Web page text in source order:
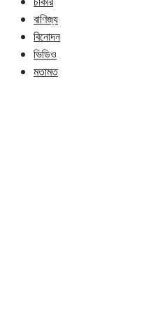
বাণিজ্য
বিনোদন
ভিডিও
মতামত